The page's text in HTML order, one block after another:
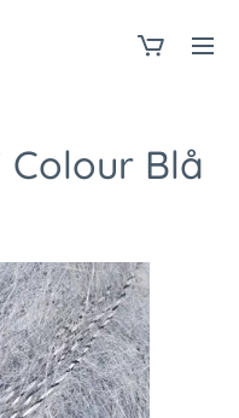
Colour Blå